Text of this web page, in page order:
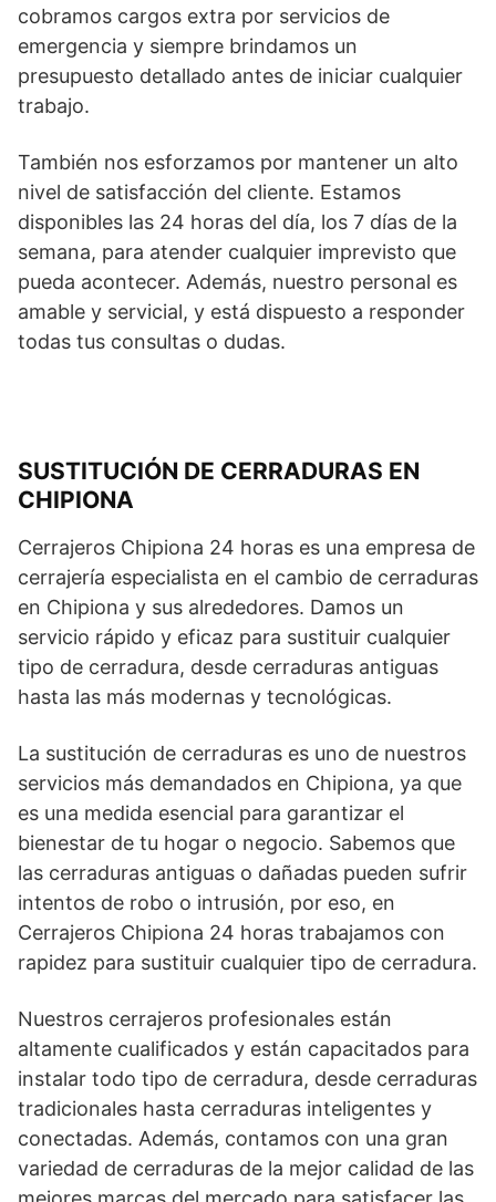
cobramos cargos extra por servicios de
emergencia y siempre brindamos un
presupuesto detallado antes de iniciar cualquier
trabajo.
También nos esforzamos por mantener un alto
nivel de satisfacción del cliente. Estamos
disponibles las 24 horas del día, los 7 días de la
semana, para atender cualquier imprevisto que
pueda acontecer. Además, nuestro personal es
amable y servicial, y está dispuesto a responder
todas tus consultas o dudas.
SUSTITUCIÓN DE CERRADURAS EN
CHIPIONA
Cerrajeros Chipiona 24 horas es una empresa de
cerrajería especialista en el cambio de cerraduras
en Chipiona y sus alrededores. Damos un
servicio rápido y eficaz para sustituir cualquier
tipo de cerradura, desde cerraduras antiguas
hasta las más modernas y tecnológicas.
La sustitución de cerraduras es uno de nuestros
servicios más demandados en Chipiona, ya que
es una medida esencial para garantizar el
bienestar de tu hogar o negocio. Sabemos que
las cerraduras antiguas o dañadas pueden sufrir
intentos de robo o intrusión, por eso, en
Cerrajeros Chipiona 24 horas trabajamos con
rapidez para sustituir cualquier tipo de cerradura.
Nuestros cerrajeros profesionales están
altamente cualificados y están capacitados para
instalar todo tipo de cerradura, desde cerraduras
tradicionales hasta cerraduras inteligentes y
conectadas. Además, contamos con una gran
variedad de cerraduras de la mejor calidad de las